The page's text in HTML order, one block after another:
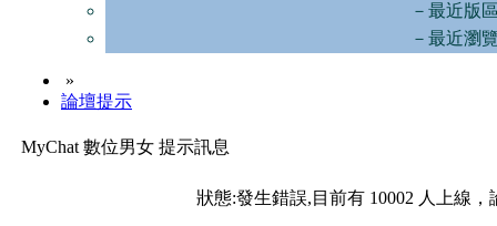
－最近版
－最近瀏
»
論壇提示
MyChat 數位男女 提示訊息
狀態:發生錯誤,目前有 10002 人上線